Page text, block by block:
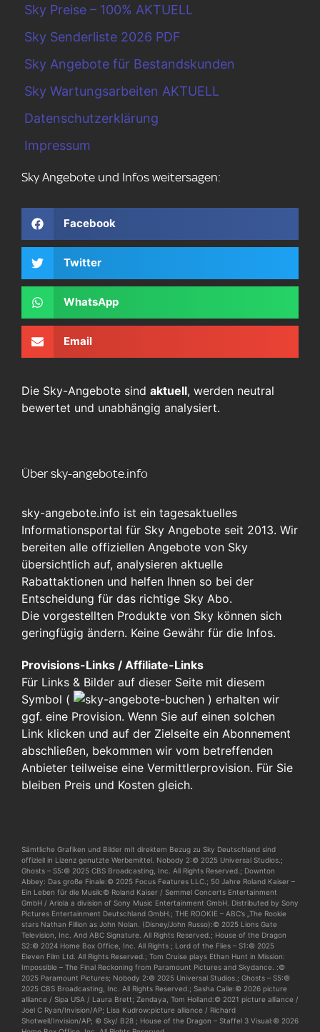
Sky Preise – 100% AKTUELL
Sky Senderliste 2026 PDF
Sky Angebote für Bestandskunden
Sky Wartungsarbeiten AKTUELL
Datenschutzerklärung
Impressum
Sky Angebote und Infos weitersagen:
Facebook
Twitter
WhatsApp
Email
Die Sky-Angebote sind aktuell, werden neutral
bewertet und unabhängig analysiert.
Über sky-angebote.info
sky-angebote.info ist ein tagesaktuelles
Informationsportal für Sky Angebote seit 2013. Wir
bereiten alle offiziellen Angebote von Sky
übersichtlich auf, analysieren aktuelle
Rabattaktionen und helfen Ihnen so bei der
Entscheidung für das richtige Sky Abo.
Die vorgestellten Produkte von Sky können sich
geringfügig ändern. Keine Gewähr für die Infos.
Provisions-Links / Affiliate-Links
Für Links & Bilder auf dieser Seite mit diesem
Symbol (
) erhalten wir
ggf. eine Provision. Wenn Sie auf einen solchen
Link klicken und auf der Zielseite ein Abonnement
abschließen, bekommen wir vom betreffenden
Anbieter teilweise eine Vermittlerprovision. Für Sie
bleiben Preis und Kosten gleich.
Sämtliche Grafiken und Bilder mit direktem Bezug zu Sky Deutschland sind
offiziell in Lizenz genutzte Werbemittel. Nobody 2:© 2025 Universal Studios.;
Ghosts – S5:© 2025 CBS Broadcasting, Inc. All Rights Reserved.; Downton
Abbey: Das große Finale:© 2025 Focus Features LLC.; 50 Jahre Roland Kaiser –
Ein Leben für die Musik:© Roland Kaiser / Semmel Concerts Entertainment
GmbH / Ariola a division of Sony Music Entertainment GmbH. Distributed by Sony
Pictures Entertainment Deutschland GmbH.; THE ROOKIE – ABC’s „The Rookie
stars Nathan Fillion as John Nolan. (Disney/John Russo):© 2025 Lions Gate
Television, Inc. And ABC Signature. All Rights Reserved.; House of the Dragon
S2:© 2024 Home Box Office, Inc. All Rights ; Lord of the Flies – S1:© 2025
Eleven Film Ltd. All Rights Reserved.; Tom Cruise plays Ethan Hunt in Mission:
Impossible – The Final Reckoning from Paramount Pictures and Skydance. :©
2025 Paramount Pictures; Nobody 2:© 2025 Universal Studios.; Ghosts – S5:©
2025 CBS Broadcasting, Inc. All Rights Reserved.; Sasha Calle:© 2026 picture
alliance / Sipa USA / Laura Brett; Zendaya, Tom Holland:© 2021 picture alliance /
Joel C Ryan/Invision/AP; Lisa Kudrow:picture alliance / Richard
Shotwell/Invision/AP; © Sky/ B28 ; House of the Dragon – Staffel 3 Visual:© 2026